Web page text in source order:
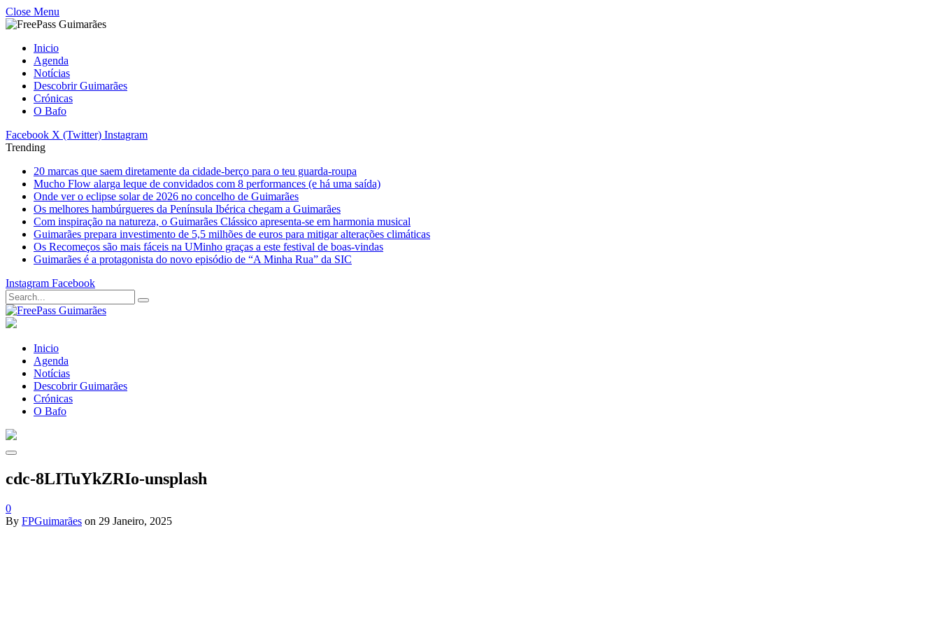
Close Menu
Inicio
Agenda
Notícias
Descobrir Guimarães
Crónicas
O Bafo
Facebook X (Twitter) Instagram
Trending
20 marcas que saem diretamente da cidade-berço para o teu guarda-roupa
Mucho Flow alarga leque de convidados com 8 performances (e há uma saída)
Onde ver o eclipse solar de 2026 no concelho de Guimarães
Os melhores hambúrgueres da Península Ibérica chegam a Guimarães
Com inspiração na natureza, o Guimarães Clássico apresenta-se em harmonia musical
Guimarães prepara investimento de 5,5 milhões de euros para mitigar alterações climáticas
Os Recomeços são mais fáceis na UMinho graças a este festival de boas-vindas
Guimarães é a protagonista do novo episódio de “A Minha Rua” da SIC
Instagram Facebook
Inicio
Agenda
Notícias
Descobrir Guimarães
Crónicas
O Bafo
cdc-8LITuYkZRIo-unsplash
0
By FPGuimarães on 29 Janeiro, 2025